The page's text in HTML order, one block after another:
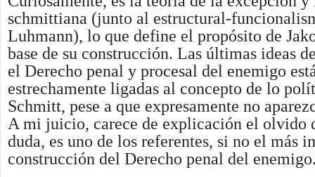
schmittiana (junto al estructural-
Luhmann), lo que define el propósito de
base de su construcción. Las últimas ideas
el Derecho penal y procesal del enemigo
estrechamente ligadas al concepto de lo
Schmitt, pese a que expresamente no
A mi juicio, carece de explicación el olvido
duda, es uno de los referentes, si no el más
construcción del Derecho penal del